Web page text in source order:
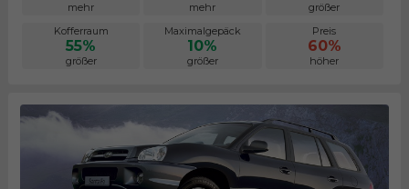
mehr mehr
größer
Kofferraum
55%
größer
Maximalgepäck
10%
größer
Preis
60%
höher